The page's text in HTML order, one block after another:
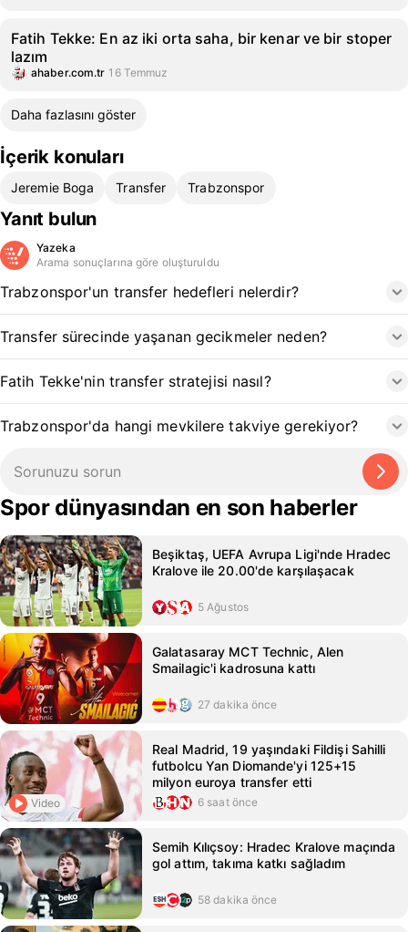
Fatih Tekke: En az iki orta saha, bir kenar ve bir stoper
lazım
ahaber.com.tr 16 Temmuz
Daha fazlasını göster
İçerik konuları
Jeremie Boga Transfer Trabzonspor
Yanıt bulun
Yazeka
Arama sonuçlarına göre oluşturuldu
Trabzonspor'un transfer hedefleri nelerdir?
Transfer sürecinde yaşanan gecikmeler neden?
Fatih Tekke'nin transfer stratejisi nasıl?
Trabzonspor'da hangi mevkilere takviye gerekiyor?
Spor dünyasından en son haberler
Beşiktaş, UEFA Avrupa Ligi'nde Hradec
Kralove ile 20.00'de karşılaşacak
5 Ağustos
Galatasaray MCT Technic, Alen
Smailagic'i kadrosuna kattı
27 dakika önce
Video
Real Madrid, 19 yaşındaki Fildişi Sahilli
futbolcu Yan Diomande'yi 125+15
milyon euroya transfer etti
6 saat önce
Semih Kılıçsoy: Hradec Kralove maçında
gol attım, takıma katkı sağladım
58 dakika önce